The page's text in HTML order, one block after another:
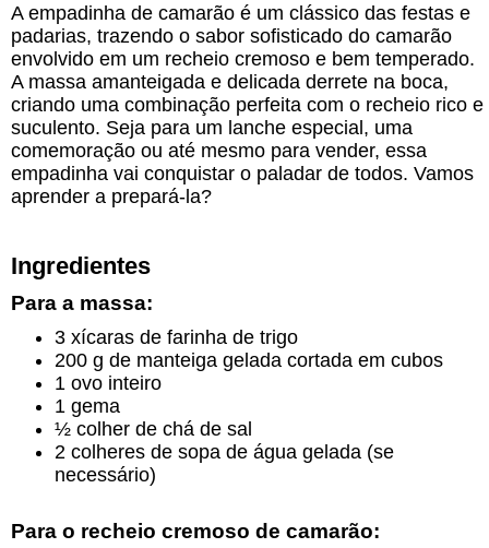
A empadinha de camarão é um clássico das festas e
padarias, trazendo o sabor sofisticado do camarão
envolvido em um recheio cremoso e bem temperado.
A massa amanteigada e delicada derrete na boca,
criando uma combinação perfeita com o recheio rico e
suculento. Seja para um lanche especial, uma
comemoração ou até mesmo para vender, essa
empadinha vai conquistar o paladar de todos. Vamos
aprender a prepará-la?
Ingredientes
Para a massa:
3 xícaras de farinha de trigo
200 g de manteiga gelada cortada em cubos
1 ovo inteiro
1 gema
½ colher de chá de sal
2 colheres de sopa de água gelada (se
necessário)
Para o recheio cremoso de camarão: